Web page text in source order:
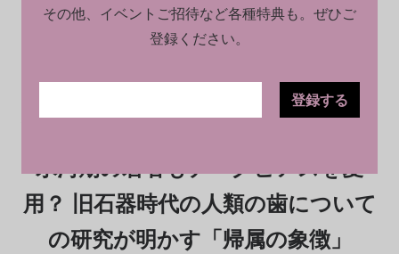
2025.02.04
氷河期の若者もチークピアスを愛
用？ 旧石器時代の人類の歯について
の研究が明かす「帰属の象徴」
その他、イベントご招待など各種特典も。ぜひご
登録ください。
登録する